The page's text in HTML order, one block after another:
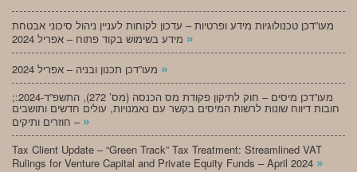
מעו”דכן טכנולוגיות מידע ופרטיות – עדכון לקוחות לעניין ניהול סיכוני אבטחת
»
»
;מעו”דכן מיסים – חוק לתיקון פקודת מס הכנסה (מס’ 272), התשפ”ד-2024:
חובות דיווח שונות לרשות המיסים בקשר עם נאמנויות, עולים חדשים ותושבים
חוזרים ותיקים – »
Tax Client Update – “Green Track” Tax Treatment: Streamlined VAT
Rulings for Venture Capital and Private Equity Funds – April 2024 »